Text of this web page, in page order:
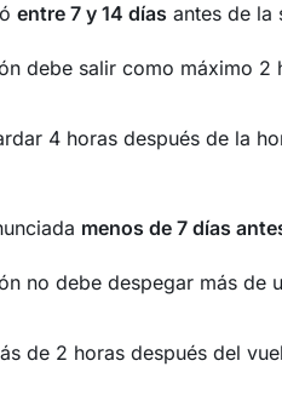
entre 7 y 14 días antes de la
debe salir como máximo 2
4 horas después de la
menos de 7 días
no debe despegar más de
de 2 horas después del